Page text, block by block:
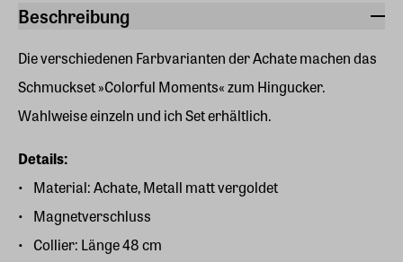
Beschreibung
Die verschiedenen Farbvarianten der Achate machen das
Schmuckset »Colorful Moments« zum Hingucker.
Wahlweise einzeln und ich Set erhältlich.
Details:
Material: Achate, Metall matt vergoldet
Magnetverschluss
Collier: Länge 48 cm